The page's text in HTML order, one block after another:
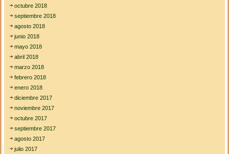
octubre 2018
septiembre 2018
agosto 2018
junio 2018
mayo 2018
abril 2018
marzo 2018
febrero 2018
enero 2018
diciembre 2017
noviembre 2017
octubre 2017
septiembre 2017
agosto 2017
julio 2017